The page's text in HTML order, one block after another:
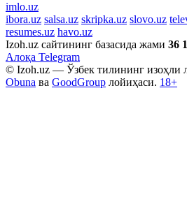
imlo.uz
ibora.uz salsa.uz skripka.uz slovo.uz
resumes.uz havo.uz
Izoh.uz сайтининг базасида жами 36
Алоқа Telegram
© Izoh.uz — Ўзбек тилининг изоҳли
Obuna ва GoodGroup лойиҳаси. 18+